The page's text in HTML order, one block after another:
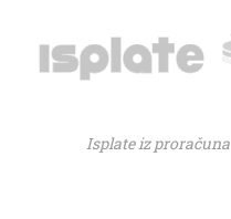
Isplate iz proračuna